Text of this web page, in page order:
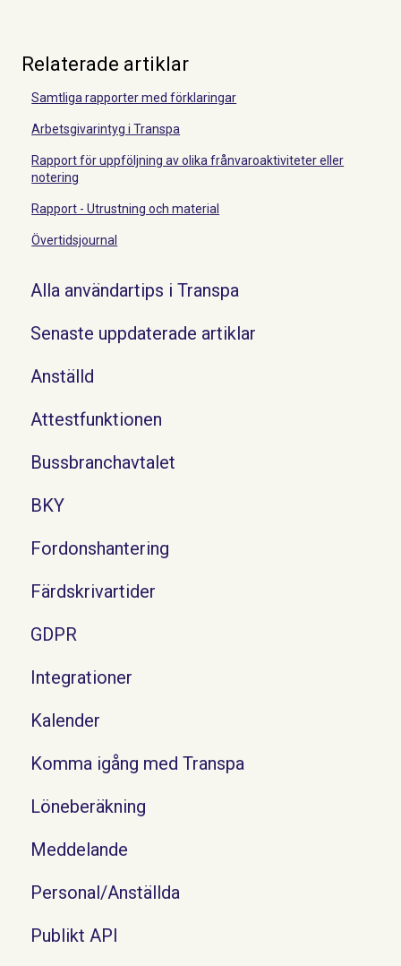
Relaterade artiklar
Samtliga rapporter med förklaringar
Arbetsgivarintyg i Transpa
Rapport för uppföljning av olika frånvaroaktiviteter eller
notering
Rapport - Utrustning och material
Övertidsjournal
Alla användartips i Transpa
Senaste uppdaterade artiklar
Anställd
Attestfunktionen
Bussbranchavtalet
BKY
Fordonshantering
Färdskrivartider
GDPR
Integrationer
Kalender
Komma igång med Transpa
Löneberäkning
Meddelande
Personal/Anställda
Publikt API